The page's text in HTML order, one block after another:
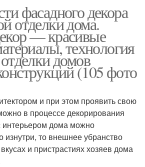
фасадного декора
отделки дома.
— красивые
технология
домов
(105 фото
и при этом проявить свою
в процессе декорирования
интерьером дома можно
изнутри, то внешнее убранство
и пристрастиях хозяев дома